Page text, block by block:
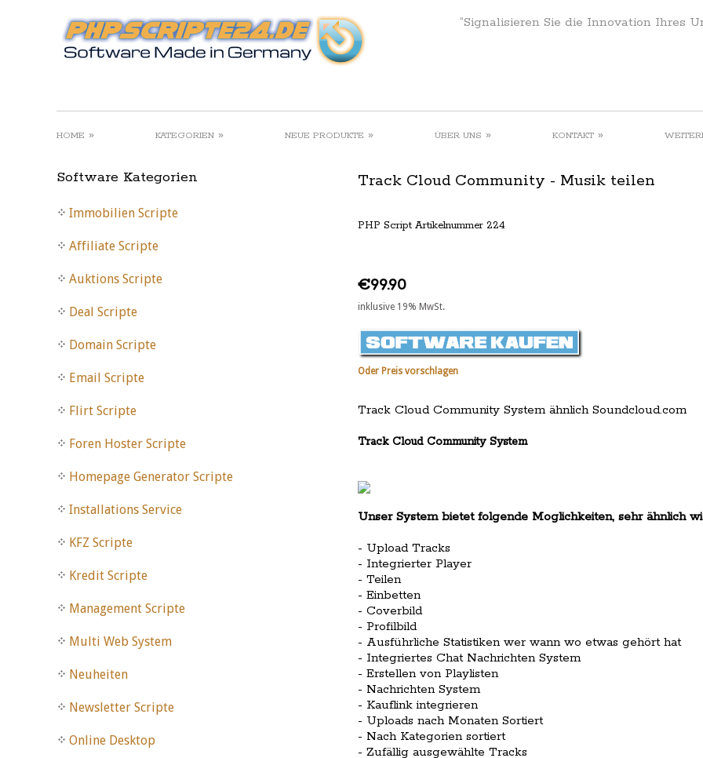
“Signalisieren Sie die Innovation Ihres
HOME » KATEGORIEN » NEUE PRODUKTE » ÜBER UNS » KONTAKT »
Track Cloud Community - Musik teilen
PHP Script Artikelnummer 224
€99.90
inklusive 19% MwSt.
Oder Preis vorschlagen
Track Cloud Community System ähnlich Soundcloud.com
Track Cloud Community System
Unser System bietet folgende Moglichkeiten, sehr ähnlich
- Upload Tracks
- Integrierter Player
- Teilen
- Einbetten
- Coverbild
- Profilbild
- Ausführliche Statistiken wer wann wo etwas gehört hat
- Integriertes Chat Nachrichten System
- Erstellen von Playlisten
- Nachrichten System
- Kauflink integrieren
- Uploads nach Monaten Sortiert
- Nach Kategorien sortiert
- Zufällig ausgewählte Tracks
Software Kategorien
Immobilien Scripte
Affiliate Scripte
Auktions Scripte
Deal Scripte
Domain Scripte
Email Scripte
Flirt Scripte
Foren Hoster Scripte
Homepage Generator Scripte
Installations Service
KFZ Scripte
Kredit Scripte
Management Scripte
Multi Web System
Neuheiten
Newsletter Scripte
Online Desktop